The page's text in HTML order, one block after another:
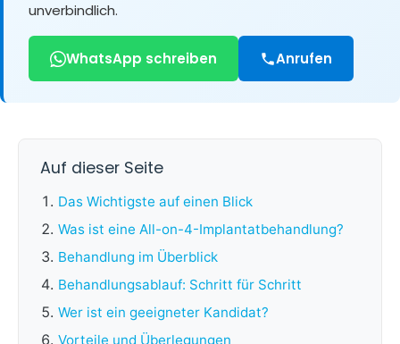
unverbindlich.
WhatsApp schreiben Anrufen
Auf dieser Seite
Das Wichtigste auf einen Blick
Was ist eine All-on-4-Implantatbehandlung?
Behandlung im Überblick
Behandlungsablauf: Schritt für Schritt
Wer ist ein geeigneter Kandidat?
Vorteile und Überlegungen